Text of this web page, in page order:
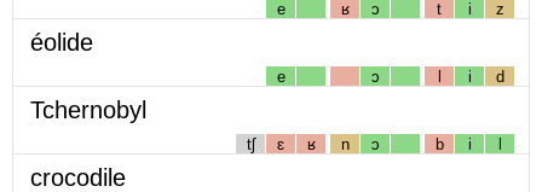
e ʁ ɔ t i z
éolide
e ɔ l i d
Tchernobyl
tʃ ɛ ʁ n ɔ b i l
crocodile